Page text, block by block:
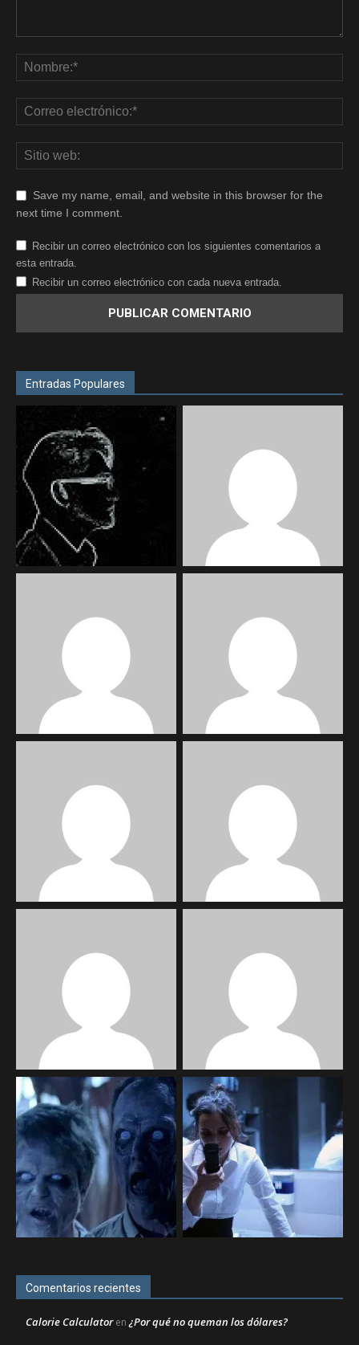
Save my name, email, and website in this browser for the
next time I comment.
Recibir un correo electrónico con los siguientes comentarios a
esta entrada.
Recibir un correo electrónico con cada nueva entrada.
Entradas Populares
Comentarios recientes
Calorie Calculatoren¿Por qué no queman los dólares?